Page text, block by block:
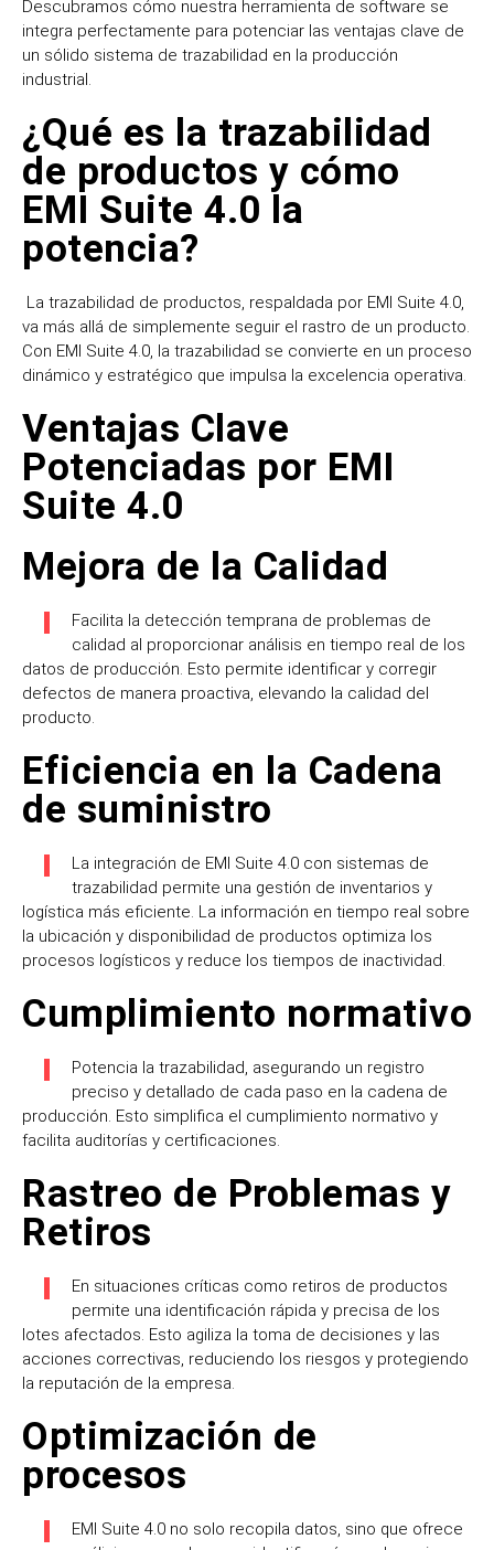
Descubramos cómo nuestra herramienta de software se
integra perfectamente para potenciar las ventajas clave de
un sólido sistema de trazabilidad en la producción
industrial.
¿Qué es la trazabilidad
de productos y cómo
EMI Suite 4.0 la
potencia?
La trazabilidad de productos, respaldada por EMI Suite 4.0,
va más allá de simplemente seguir el rastro de un producto.
Con EMI Suite 4.0, la trazabilidad se convierte en un proceso
dinámico y estratégico que impulsa la excelencia operativa.
Ventajas Clave
Potenciadas por EMI
Suite 4.0
Mejora de la Calidad
Facilita la detección temprana de problemas de
calidad al proporcionar análisis en tiempo real de los
datos de producción. Esto permite identificar y corregir
defectos de manera proactiva, elevando la calidad del
producto.
Eficiencia en la Cadena
de suministro
La integración de EMI Suite 4.0 con sistemas de
trazabilidad permite una gestión de inventarios y
logística más eficiente. La información en tiempo real sobre
la ubicación y disponibilidad de productos optimiza los
procesos logísticos y reduce los tiempos de inactividad.
Cumplimiento normativo
Potencia la trazabilidad, asegurando un registro
preciso y detallado de cada paso en la cadena de
producción. Esto simplifica el cumplimiento normativo y
facilita auditorías y certificaciones.
Rastreo de Problemas y
Retiros
En situaciones críticas como retiros de productos
permite una identificación rápida y precisa de los
lotes afectados. Esto agiliza la toma de decisiones y las
acciones correctivas, reduciendo los riesgos y protegiendo
la reputación de la empresa.
Optimización de
procesos
EMI Suite 4.0 no solo recopila datos, sino que ofrece